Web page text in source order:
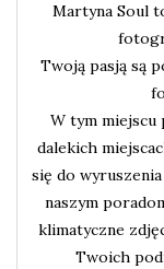
Martyna Soul
Twoją pasją są
W tym
dalekich
się do
naszym
klimatyczne
Twoich